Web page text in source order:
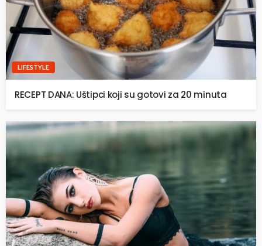
LIFESTYLE
RECEPT DANA: Uštipci koji su gotovi za 20 minuta